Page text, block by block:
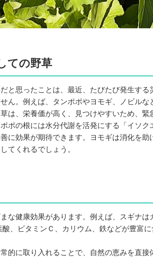
ての野草
と思ったことは、最近、たびたび発生す
ん。例えば、タンポポやヨモギ、ノビル
は、栄養価が高く、見つけやすいため、緊
ポの根には水分代謝を活発にする「イソ
に効果が期待できます。 ヨモギは消化を
てくれるでしょう。
な健康効果があります。例えば、スギナ
、ビタミンＣ、カリウム、鉄などが豊富
的に取り入れることで、自然の恵みを直接